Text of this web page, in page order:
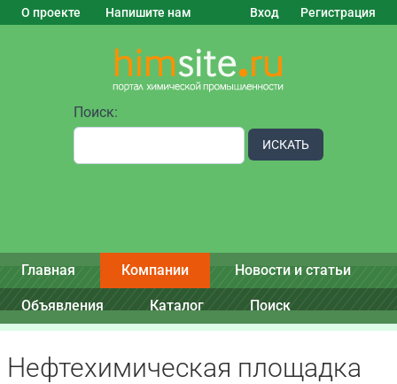
О проекте Напишите нам Вход Регистрация
Поиск:
ИСКАТЬ
Главная Компании Новости и статьи
Объявления Каталог Поиск
Нефтехимическая площадка